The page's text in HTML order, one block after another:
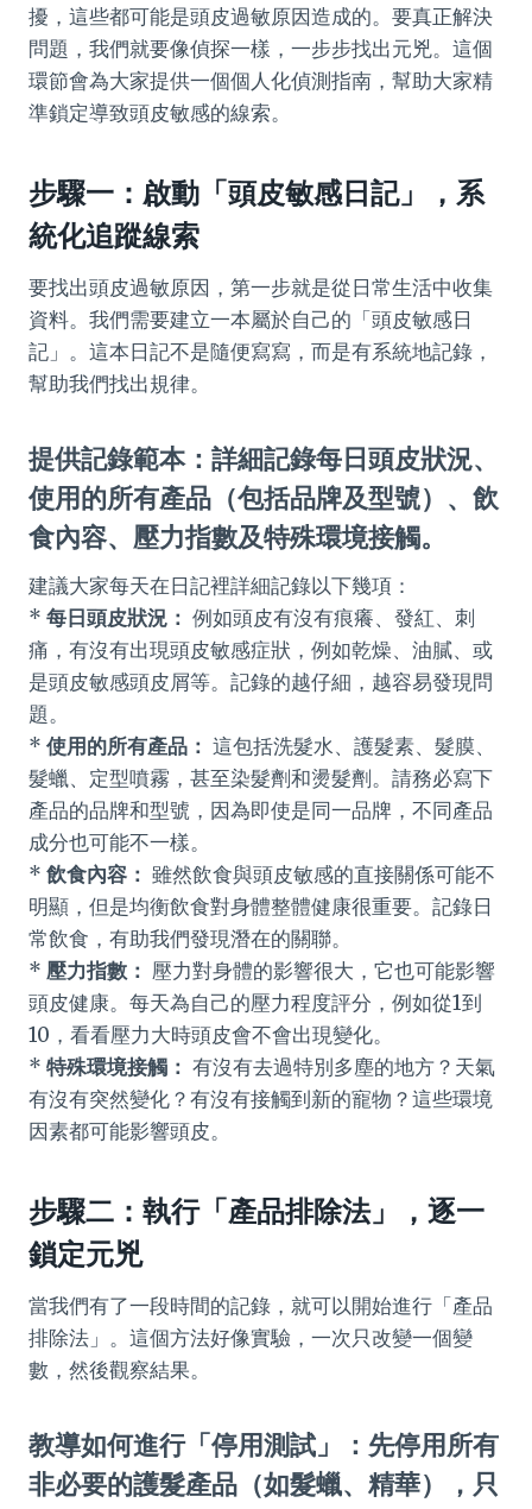
擾，這些都可能是頭皮過敏原因造成的。要真正解決
問題，我們就要像偵探一樣，一步步找出元兇。這個
環節會為大家提供一個個人化偵測指南，幫助大家精
準鎖定導致頭皮敏感的線索。
步驟一：啟動「頭皮敏感日記」，系
統化追蹤線索
要找出頭皮過敏原因，第一步就是從日常生活中收集
資料。我們需要建立一本屬於自己的「頭皮敏感日
記」。這本日記不是隨便寫寫，而是有系統地記錄，
幫助我們找出規律。
提供記錄範本：詳細記錄每日頭皮狀況、
使用的所有產品（包括品牌及型號）、飲
食內容、壓力指數及特殊環境接觸。
建議大家每天在日記裡詳細記錄以下幾項：
* 每日頭皮狀況： 例如頭皮有沒有痕癢、發紅、刺
痛，有沒有出現頭皮敏感症狀，例如乾燥、油膩、或
是頭皮敏感頭皮屑等。記錄的越仔細，越容易發現問
題。
* 使用的所有產品： 這包括洗髮水、護髮素、髮膜、
髮蠟、定型噴霧，甚至染髮劑和燙髮劑。請務必寫下
產品的品牌和型號，因為即使是同一品牌，不同產品
成分也可能不一樣。
* 飲食內容： 雖然飲食與頭皮敏感的直接關係可能不
明顯，但是均衡飲食對身體整體健康很重要。記錄日
常飲食，有助我們發現潛在的關聯。
* 壓力指數： 壓力對身體的影響很大，它也可能影響
頭皮健康。每天為自己的壓力程度評分，例如從1到
10，看看壓力大時頭皮會不會出現變化。
* 特殊環境接觸： 有沒有去過特別多塵的地方？天氣
有沒有突然變化？有沒有接觸到新的寵物？這些環境
因素都可能影響頭皮。
步驟二：執行「產品排除法」，逐一
鎖定元兇
當我們有了一段時間的記錄，就可以開始進行「產品
排除法」。這個方法好像實驗，一次只改變一個變
數，然後觀察結果。
教導如何進行「停用測試」：先停用所有
非必要的護髮產品（如髮蠟、精華），只